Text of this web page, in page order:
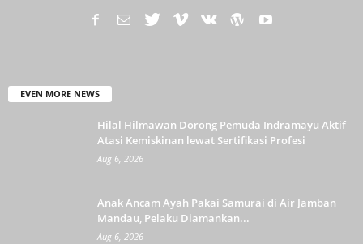
EVEN MORE NEWS
Hilal Hilmawan Dorong Pemuda Indramayu Aktif
Atasi Kemiskinan lewat Sertifikasi Profesi
Aug 6, 2026
Anak Ancam Ayah Pakai Samurai di Air Jamban
Mandau, Pelaku Diamankan...
Aug 6, 2026